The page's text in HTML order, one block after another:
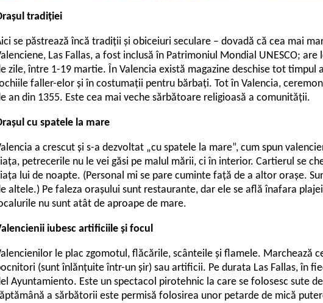
tradiției
se păstrează încă tradiții și obiceiuri seculare – dovadă că cea mai
Las Fallas, a fost inclusă în Patrimoniul Mondial UNESCO;
zile, între 1-19 martie. În Valencia există magazine deschise tot timpul
faller-elor și în costumații pentru bărbați. Tot în Valencia,
an din 1355. Este cea mai veche sărbătoare religioasă a comunității.
cu spatele la mare
a crescut și s-a dezvoltat „cu spatele la mare”, cum spun
petrecerile nu le vei găsi pe malul mării, ci în interior. Cartierul se
lui de noapte. (Personal mi se pare cuminte față de a altor orașe.
altele.) Pe faleza orașului sunt restaurante, dar ele se află înafara
nu sunt atât de aproape de mare.
iubesc artificiile și focul
le plac zgomotul, flăcările, scânteile și flamele. Marchează
(sunt înlănțuite într-un șir) sau artificii. Pe durata Las Fallas, în
Ayuntamiento. Este un spectacol pirotehnic la care se folosesc sute
a sărbătorii este permisă folosirea unor petarde de mică